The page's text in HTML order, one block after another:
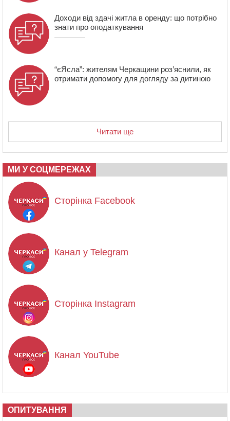
Доходи від здачі житла в оренду: що потрібно
знати про оподаткування
“єЯсла”: жителям Черкащини роз’яснили, як
отримати допомогу для догляду за дитиною
Читати ще
МИ У СОЦМЕРЕЖАХ
Сторінка Facebook
Канал у Telegram
Сторінка Instagram
Канал YouTube
ОПИТУВАННЯ